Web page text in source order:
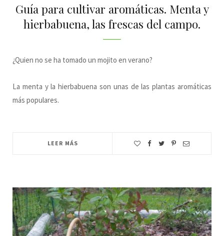
Guía para cultivar aromáticas. Menta y
hierbabuena, las frescas del campo.
¿Quien no se ha tomado un mojito en verano?
La menta y la hierbabuena son unas de las plantas aromáticas
más populares.
LEER MÁS